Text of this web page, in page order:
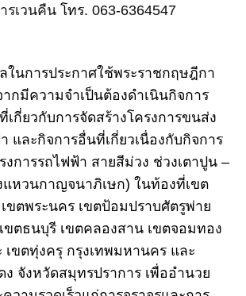
รเวนคืน โทร. 063-6364547
ในการประกาศใช้พระราชกฤษฎีกา
กมีความจำเป็นต้องดำเนินกิจการ
กี่ยวกับการจัดสร้างโครงการขนส่ง
และกิจการอื่นที่เกี่ยวเนื่องกับกิจการ
งการรถไฟฟ้า สายสีม่วง ช่วงเตาปูน –
แหวนกาญจนาภิเษก) ในท้องที่เขต
ขตพระนคร เขตป้อมปราบศัตรูพ่าย
ขตธนบุรี เขตคลองสาน เขตจอมทอง
เขตทุ่งครุ กรุงเทพมหานคร และ
ง จังหวัดสมุทรปราการ เพื่ออำนวย